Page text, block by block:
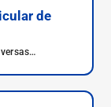
de
movimentos